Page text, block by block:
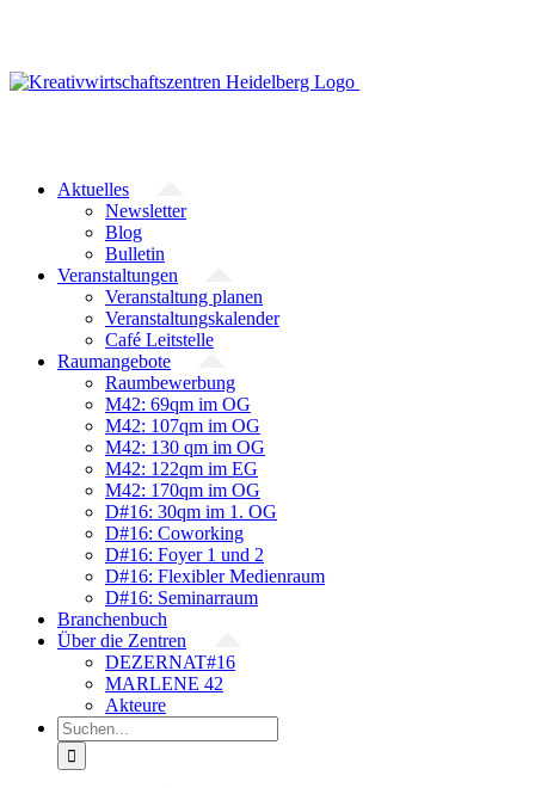
Aktuelles
Newsletter
Blog
Bulletin
Veranstaltungen
Veranstaltung planen
Veranstaltungskalender
Café Leitstelle
Raumangebote
Raumbewerbung
M42: 69qm im OG
M42: 107qm im OG
M42: 130 qm im OG
M42: 122qm im EG
M42: 170qm im OG
D#16: 30qm im 1. OG
D#16: Coworking
D#16: Foyer 1 und 2
D#16: Flexibler Medienraum
D#16: Seminarraum
Branchenbuch
Über die Zentren
DEZERNAT#16
MARLENE 42
Akteure
Suche
nach: